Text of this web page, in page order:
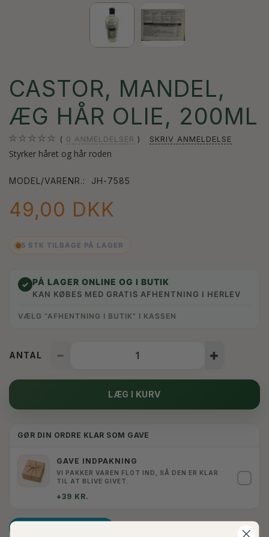
CASTOR, MANDEL,
ÆG HÅR OLIE, 200ML
0 ANMELDELSER SKRIV ANMELDELSE
Styrker håret og hår roden
MODEL/VARENR.: JH-7585
49,00 DKK
5 STK TILBAGE PÅ LAGER
✓ PÅ LAGER ONLINE OG I BUTIK
KAN KØBES MED GRATIS AFHENTNING I HERLEV
VÆLG “AFHENTNING I BUTIK” I KASSEN
ANTAL
LÆG I KURV
GØR DIN ORDRE KLAR SOM GAVE
GAVE INDPAKNING
VI PAKKER VAREN FLOT IND, SÅ DEN ER KLAR
TIL AT BLIVE GIVET.
+39 KR.